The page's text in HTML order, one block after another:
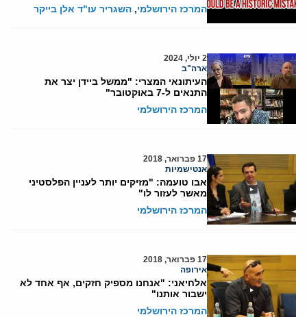
המרכז הירושלמי, השגריר עו"ד אלן בייקר
2 יולי, 2024
ארה"ב
העיתונאי המצרי: "ממשל ביידן יצר את
התנאים ל-7 באוקטובר"
המרכז הירושלמי
17 פברואר, 2018
אנטישמיות
אבו טועמה: "מזיקים יותר לעניין הפלסטיני
מאשר לעזור לו"
המרכז הירושלמי
17 פברואר, 2018
אירופה
אלחיאני: "אנחנו מספיק חזקים, אף אחד לא
ישבור אותנו"
המרכז הירושלמי